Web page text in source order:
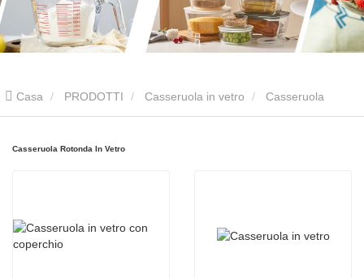
Casa PRODOTTI Casseruola in vetro
Casseruola Rotonda In Vetro